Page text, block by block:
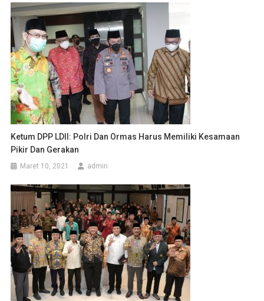
Ketum DPP LDII: Polri Dan Ormas Harus Memiliki Kesamaan
Pikir Dan Gerakan
Maret 10, 2021 admin